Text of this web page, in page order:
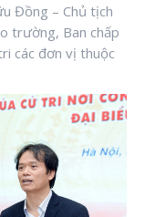
Đồng – Chủ tịch
trường, Ban chấp
các đơn vị thuộc